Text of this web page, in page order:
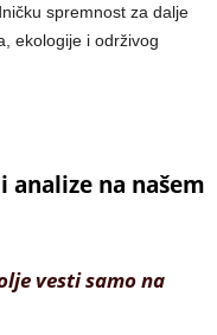
spremnost za dalje
ekologije i održivog
na našem
vesti samo na